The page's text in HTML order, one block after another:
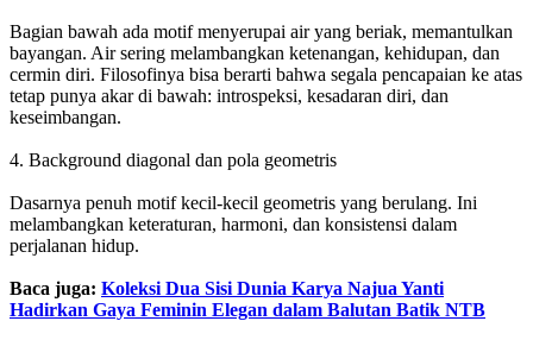
Bagian bawah ada motif menyerupai air yang beriak, memantulkan
bayangan. Air sering melambangkan ketenangan, kehidupan, dan
cermin diri. Filosofinya bisa berarti bahwa segala pencapaian ke atas
tetap punya akar di bawah: introspeksi, kesadaran diri, dan
keseimbangan.
4. Background diagonal dan pola geometris
Dasarnya penuh motif kecil-kecil geometris yang berulang. Ini
melambangkan keteraturan, harmoni, dan konsistensi dalam
perjalanan hidup.
Baca juga: Koleksi Dua Sisi Dunia Karya Najua Yanti
Hadirkan Gaya Feminin Elegan dalam Balutan Batik NTB